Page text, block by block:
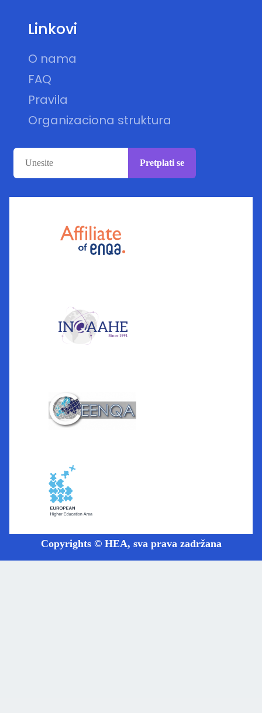
Linkovi
O nama
FAQ
Pravila
Organizaciona struktura
Pretplati se
Copyrights © HEA, sva prava zadržana